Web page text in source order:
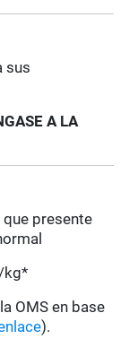
sus
A LA
presente
kg*
OMS en base
).